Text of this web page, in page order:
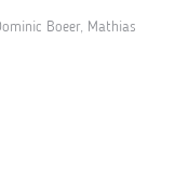
Boeer, Mathias